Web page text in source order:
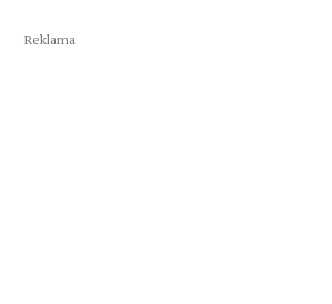
Reklama